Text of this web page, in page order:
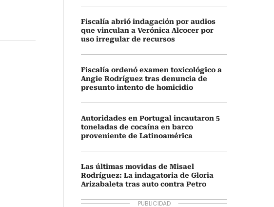
Fiscalía abrió indagación por audios
que vinculan a Verónica Alcocer por
uso irregular de recursos
Fiscalía ordenó examen toxicológico a
Angie Rodríguez tras denuncia de
presunto intento de homicidio
Autoridades en Portugal incautaron 5
toneladas de cocaína en barco
proveniente de Latinoamérica
Las últimas movidas de Misael
Rodríguez: La indagatoria de Gloria
Arizabaleta tras auto contra Petro